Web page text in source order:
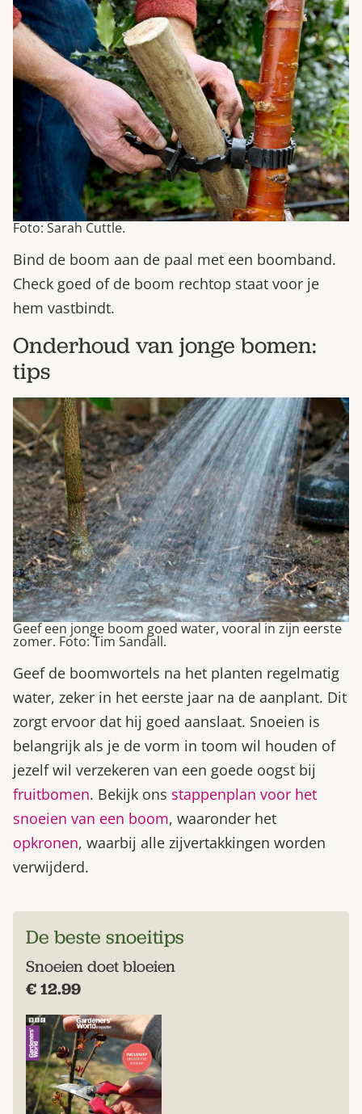
Foto: Sarah Cuttle.
Bind de boom aan de paal met een boomband.
Check goed of de boom rechtop staat voor je
hem vastbindt.
Onderhoud van jonge bomen:
tips
Geef een jonge boom goed water, vooral in zijn eerste
zomer. Foto: Tim Sandall.
Geef de boomwortels na het planten regelmatig
water, zeker in het eerste jaar na de aanplant. Dit
zorgt ervoor dat hij goed aanslaat. Snoeien is
belangrijk als je de vorm in toom wil houden of
jezelf wil verzekeren van een goede oogst bij
fruitbomen. Bekijk ons stappenplan voor het
snoeien van een boom, waaronder het
opkronen, waarbij alle zijvertakkingen worden
verwijderd.
De beste snoeitips
Snoeien doet bloeien
€ 12.99